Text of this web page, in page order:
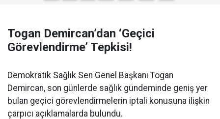
Togan Demircan’dan ‘Geçici
Görevlendirme’ Tepkisi!
Demokratik Sağlık Sen Genel Başkanı Togan
Demircan, son günlerde sağlık gündeminde geniş yer
bulan geçici görevlendirmelerin iptali konusuna ilişkin
çarpıcı açıklamalarda bulundu.